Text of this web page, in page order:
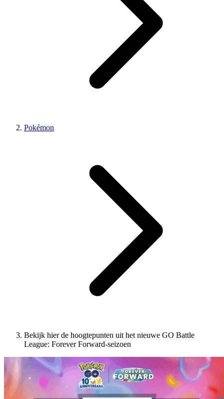
Pokémon
Bekijk hier de hoogtepunten uit het nieuwe GO Battle
League: Forever Forward-seizoen